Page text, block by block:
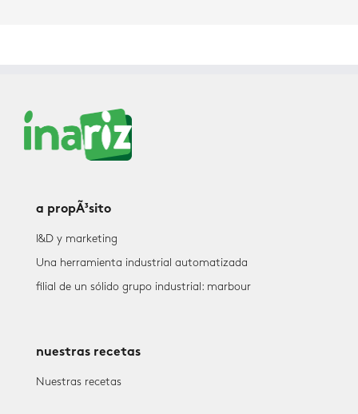
a propÃ³sito
I&D y marketing
Una herramienta industrial automatizada
filial de un sólido grupo industrial: marbour
nuestras recetas
Nuestras recetas